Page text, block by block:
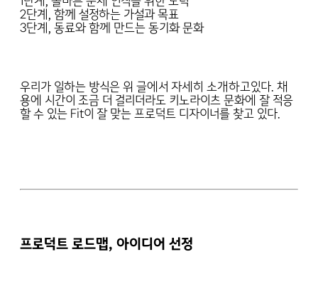
2단계, 함께 설정하는 가설과 목표
3단계, 동료와 함께 만드는 동기화 문화
우리가 일하는 방식은 위 글에서 자세히 소개하고있다. 채
용에 시간이 조금 더 걸리더라도 키노라이츠 문화에 잘 적응
할 수 있는 Fit이 잘 맞는 프로덕트 디자이너를 찾고 있다.
프로덕트 로드맵, 아이디어 선정